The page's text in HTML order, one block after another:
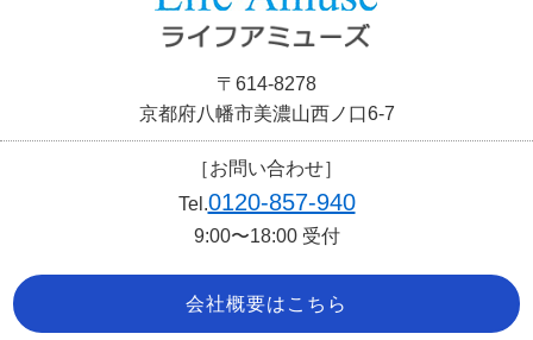
〒614-8278
京都府八幡市美濃山西ノ口6-7
［お問い合わせ］
Tel.0120-857-940
9:00〜18:00 受付
会社概要はこちら